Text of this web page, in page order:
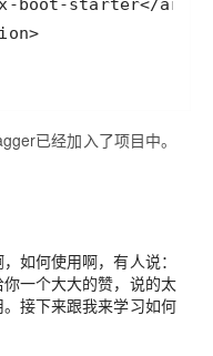
    <version>3.0.0</version>
已经加入了项目中。
如何使用啊，有人说：
一个大大的赞，说的太
接下来跟我来学习如何